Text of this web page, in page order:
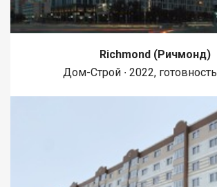
3–4 просмотра. ? Звоните прямо сейчас —
просмотр сегодня или завтра! Код
Номер в базе: 5387933
Richmond (Ричмонд)
Дом-Строй ∙ 2022,